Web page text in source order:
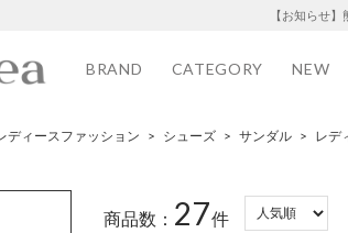
【お知らせ
BRAND CATEGORY NEW
ディースファッション > シューズ > サンダル > レデ
商品数： 27件